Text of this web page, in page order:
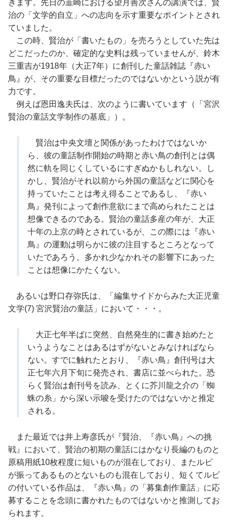
きます。先日の韮崎における望月善次さんの講演では、賢
治の「文学的自立」への志向を示す重要なポイントとされ
ていました。
この時、賢治が「書いたもの」を売ろうとしていた先は
どこだったのか、確定的な史料は残っていませんが、鈴木
三重吉が1918年（大正7年）に創刊した童話雑誌『赤い
鳥』が、その重要な目標だったのではないかという説が有
力です。
例えば恩田逸夫氏は、次のように書いています（「宮沢
賢治の童話文学制作の基底」）。
賢治は中央文壇と関係があったわけではないか
ら、彼の童話制作開始の時期と赤い鳥の創刊とは偶
然に軌を同じくしているにすぎぬかもしれない。し
かし、賢治がそれ以前から外国の童話などに関心を
持っていたことは考え得ることであるし、『赤い
鳥』発刊によって創作意欲にまで高められたことは
想像できるのである。賢治の童話多産の年が、大正
十年の上京の時とされているが、この際には『赤い
鳥』の運動は明らかに彼の注目するところとなって
いたであろう。多かれ少なかれその影響下にあった
ことは想像にかたくない。
あるいは野口存弥氏は、「編集サイドからみた大正児童
文学(7) 宮沢賢治の童話」において・・・。
大正七年半ばに突然、自然発生的に書き始めたと
いうようなことはあるはずがないとみなければなら
ない。すでに触れたとおり、『赤い鳥』創刊号は大
正七年六月下旬に発売され、書店に並べられた。恐
らく賢治は創刊号を読み、とくに芥川龍之介の「蜘
蛛の糸」から深い示唆を受けたのではないかと推定
される。
また最近では井上寿彦氏が『賢治、『赤い鳥』への挑
戦』において、賢治の初期の童話にはかなり長編のものと
原稿用紙10枚程度に短いものが混在しており、またルビ
が振ってあるものとないものも混在しており、短くてルビ
の付いている作品は、『赤い鳥』の「募集創作童話」に応
募することを念頭に書かれたものではないかと推測してお
られます。